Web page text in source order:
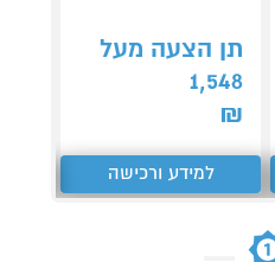
תן הצעה מעל
1,548
₪
למידע ורכישה